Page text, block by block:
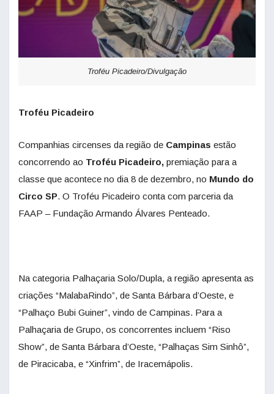
Troféu Picadeiro/Divulgação
Troféu Picadeiro
Companhias circenses da região de Campinas estão
concorrendo ao Troféu Picadeiro, premiação para a
classe que acontece no dia 8 de dezembro, no Mundo do
Circo SP. O Troféu Picadeiro conta com parceria da
FAAP – Fundação Armando Álvares Penteado.
Na categoria Palhaçaria Solo/Dupla, a região apresenta as
criações “MalabaRindo”, de Santa Bárbara d’Oeste, e
“Palhaço Bubi Guiner”, vindo de Campinas. Para a
Palhaçaria de Grupo, os concorrentes incluem “Riso
Show”, de Santa Bárbara d’Oeste, “Palhaças Sim Sinhô”,
de Piracicaba, e “Xinfrim”, de Iracemápolis.